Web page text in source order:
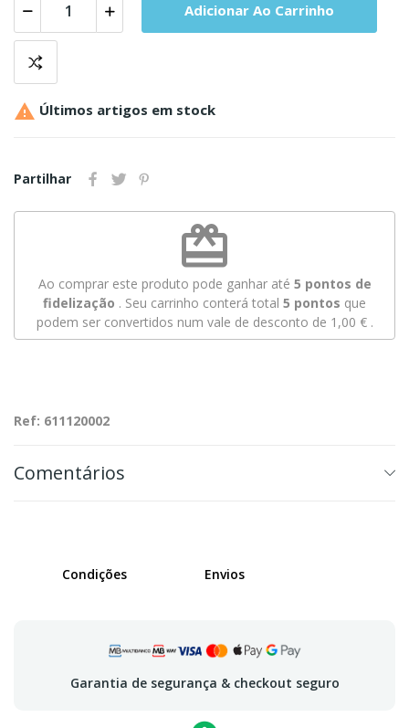
Adicionar Ao Carrinho
 Últimos artigos em stock
Partilhar
redeem
Ao comprar este produto pode ganhar até 5 pontos de
fidelização . Seu carrinho conterá total 5 pontos que
podem ser convertidos num vale de desconto de 1,00 €.
Ref: 611120002
Comentários
Condições Envios
Garantia de segurança & checkout seguro